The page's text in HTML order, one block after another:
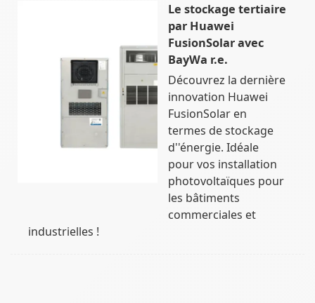
Le stockage tertiaire
par Huawei
FusionSolar avec
BayWa r.e.
Découvrez la dernière
innovation Huawei
FusionSolar en
termes de stockage
d''énergie. Idéale
pour vos installation
photovoltaïques pour
les bâtiments
commerciales et
industrielles !